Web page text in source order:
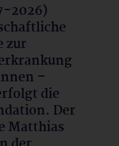
2026)
zur
–
die
Der
Matthias